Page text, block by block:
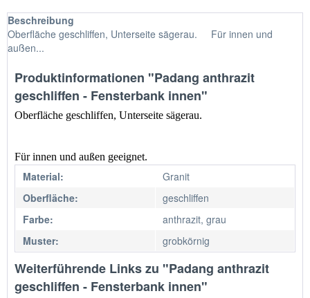
Beschreibung
Oberfläche geschliffen, Unterseite sägerau. Für innen und
außen...
Produktinformationen "Padang anthrazit
geschliffen - Fensterbank innen"
Oberfläche geschliffen, Unterseite sägerau.
Für innen und außen geeignet.
Material:
Granit
Oberfläche:
geschliffen
Farbe:
anthrazit, grau
Muster:
grobkörnig
Weiterführende Links zu "Padang anthrazit
geschliffen - Fensterbank innen"